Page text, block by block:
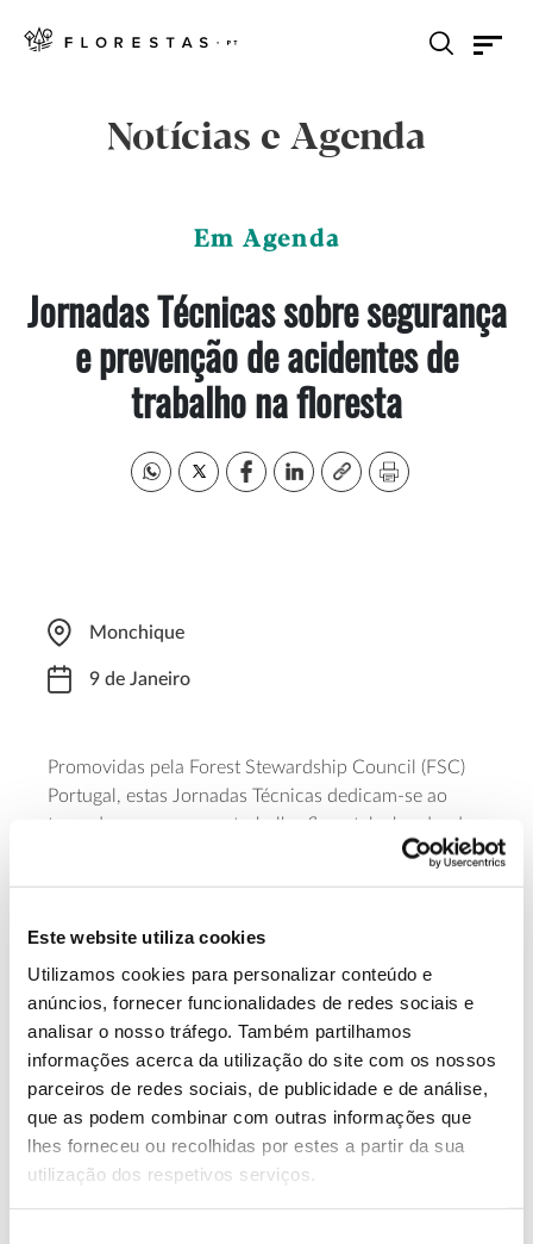
Este website utiliza cookies
Utilizamos cookies para personalizar conteúdo e
anúncios, fornecer funcionalidades de redes sociais e
analisar o nosso tráfego. Também partilhamos
informações acerca da utilização do site com os nossos
parceiros de redes sociais, de publicidade e de análise,
que as podem combinar com outras informações que
lhes forneceu ou recolhidas por estes a partir da sua
utilização dos respetivos serviços.
Notícias e Agenda
Em Agenda
Jornadas Técnicas sobre segurança
e prevenção de acidentes de
trabalho na floresta
Monchique
9 de Janeiro
Promovidas pela Forest Stewardship Council (FSC)
Portugal, estas Jornadas Técnicas dedicam-se ao
tema da segurança no trabalho florestal, abordando
fatores de risco e estratégias de prevenção de
acidentes no terreno. A participação é gratuita, mas
sujeita a inscrição obrigatória.
Saiba Mais
13.07.2026
Genoma do priolo e de outras espécies em risco:
conhecer para conservar